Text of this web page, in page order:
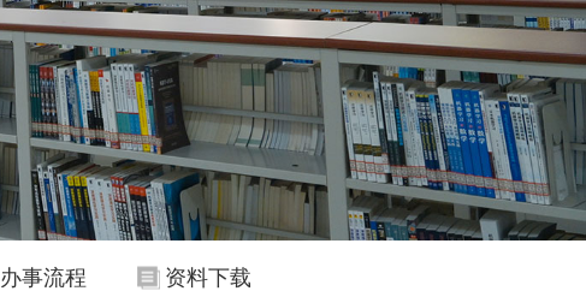
办事流程 资料下载